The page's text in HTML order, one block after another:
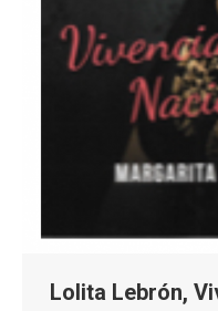
Lolita Lebrón,